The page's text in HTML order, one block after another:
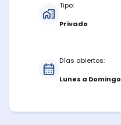
Tipo:
Privado
Días abiertos:
Lunes a Domingo